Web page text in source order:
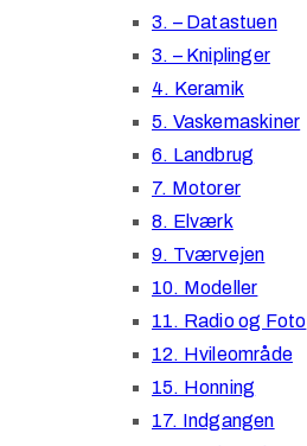
3. – Datastuen
3. – Kniplinger
4. Keramik
5. Vaskemaskiner
6. Landbrug
7. Motorer
8. Elværk
9. Tværvejen
10. Modeller
11. Radio og Foto
12. Hvileområde
15. Honning
17. Indgangen